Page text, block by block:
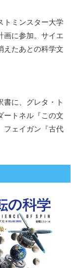
トミンスター大学
画に参加。サイエ
えたあとの科学文
書に、グレタ・ト
ートネル『この文
フェイガン『古代